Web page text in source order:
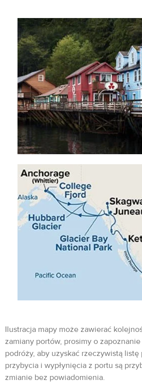
Ilustracja mapy może zawierać
zamiany portów, prosimy o
podróży, aby uzyskać rzeczywistą
przybycia i wypłynięcia z portu są
zmianie bez powiadomienia.